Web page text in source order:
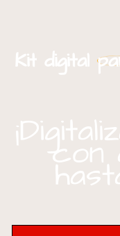
Kit digital
con